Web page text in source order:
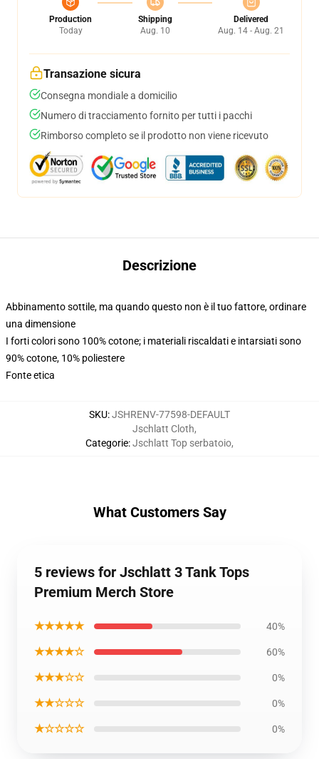
Production
Today
Shipping
Aug. 10
Delivered
Aug. 14 - Aug. 21
Transazione sicura
Consegna mondiale a domicilio
Numero di tracciamento fornito per tutti i pacchi
Rimborso completo se il prodotto non viene ricevuto
Descrizione
Abbinamento sottile, ma quando questo non è il tuo fattore, ordinare
una dimensione
I forti colori sono 100% cotone; i materiali riscaldati e intarsiati sono
90% cotone, 10% poliestere
Fonte etica
SKU:JSHRENV-77598-DEFAULT
Categorie:
Jschlatt Cloth,
Jschlatt Top serbatoio,
What Customers Say
5 reviews for Jschlatt 3 Tank Tops
Premium Merch Store
★★★★★ 40%
★★★★☆ 60%
★★★☆☆ 0%
★★☆☆☆ 0%
★☆☆☆☆ 0%